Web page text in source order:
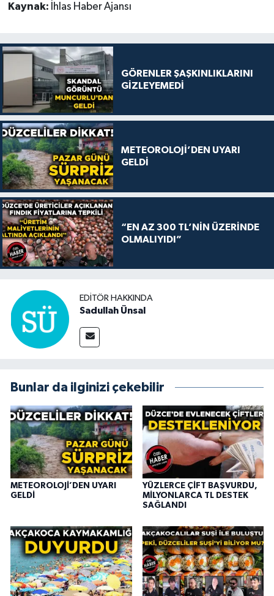
Kaynak: İhlas Haber Ajansı
GÖRENLER ŞAŞKINLIKLARINI
GİZLEYEMEDİ
METEOROLOJİ’DEN UYARI
GELDİ
“EN AZ 300 TL’NİN ÜZERİNDE
OLMALIYIDI”
EDITÖR HAKKINDA
Sadullah Ünsal
Bunlar da ilginizi çekebilir
METEOROLOJİ’DEN UYARI
GELDİ
YÜZLERCE ÇİFT BAŞVURDU,
MİLYONLARCA TL DESTEK
SAĞLANDI